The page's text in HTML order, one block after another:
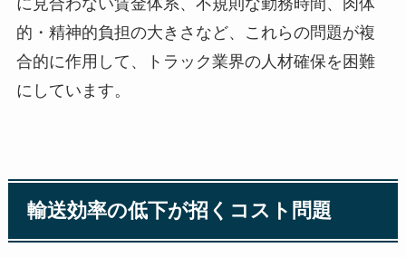
的・精神的負担の大きさなど、これらの問題が複
合的に作用して、トラック業界の人材確保を困難
にしています。
輸送効率の低下が招くコスト問題